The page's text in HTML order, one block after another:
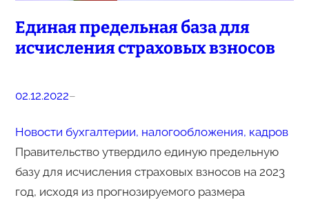
Единая предельная база для
исчисления страховых взносов
02.12.2022–
Новости бухгалтерии, налогообложения, кадров
Правительство утвердило единую предельную
базу для исчисления страховых взносов на 2023
год, исходя из прогнозируемого размера